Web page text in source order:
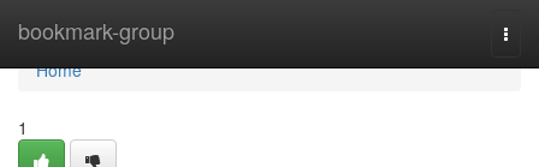
bookmark-group
Home
Home
1